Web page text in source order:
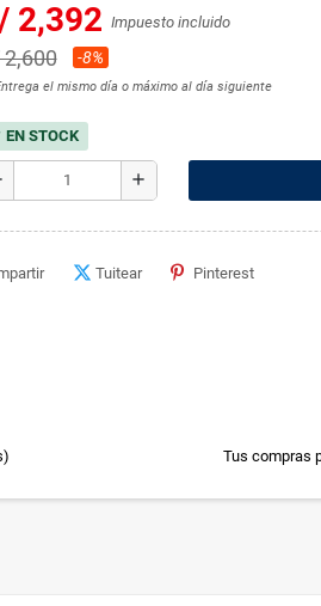
2,392Impuesto incluido
-8%
el mismo día o máximo al día siguiente
EN STOCK
add
Tuitear Pinterest
Tus compras